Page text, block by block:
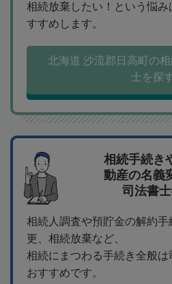
相続放棄したい！という悩
すすめします。
北海道 沙流郡日高町の
士を探
相続手続き
動産の名義
司法書
相続人調査や預貯金の解約
更、相続放棄など、
相続にまつわる手続き全般
おすすめです。